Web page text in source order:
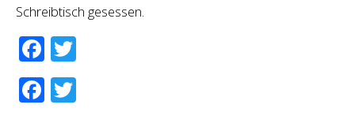
Schreibtisch gesessen.
Facebook
Facebook